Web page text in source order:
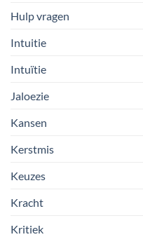
Hulp vragen
Intuitie
Intuïtie
Jaloezie
Kansen
Kerstmis
Keuzes
Kracht
Kritiek